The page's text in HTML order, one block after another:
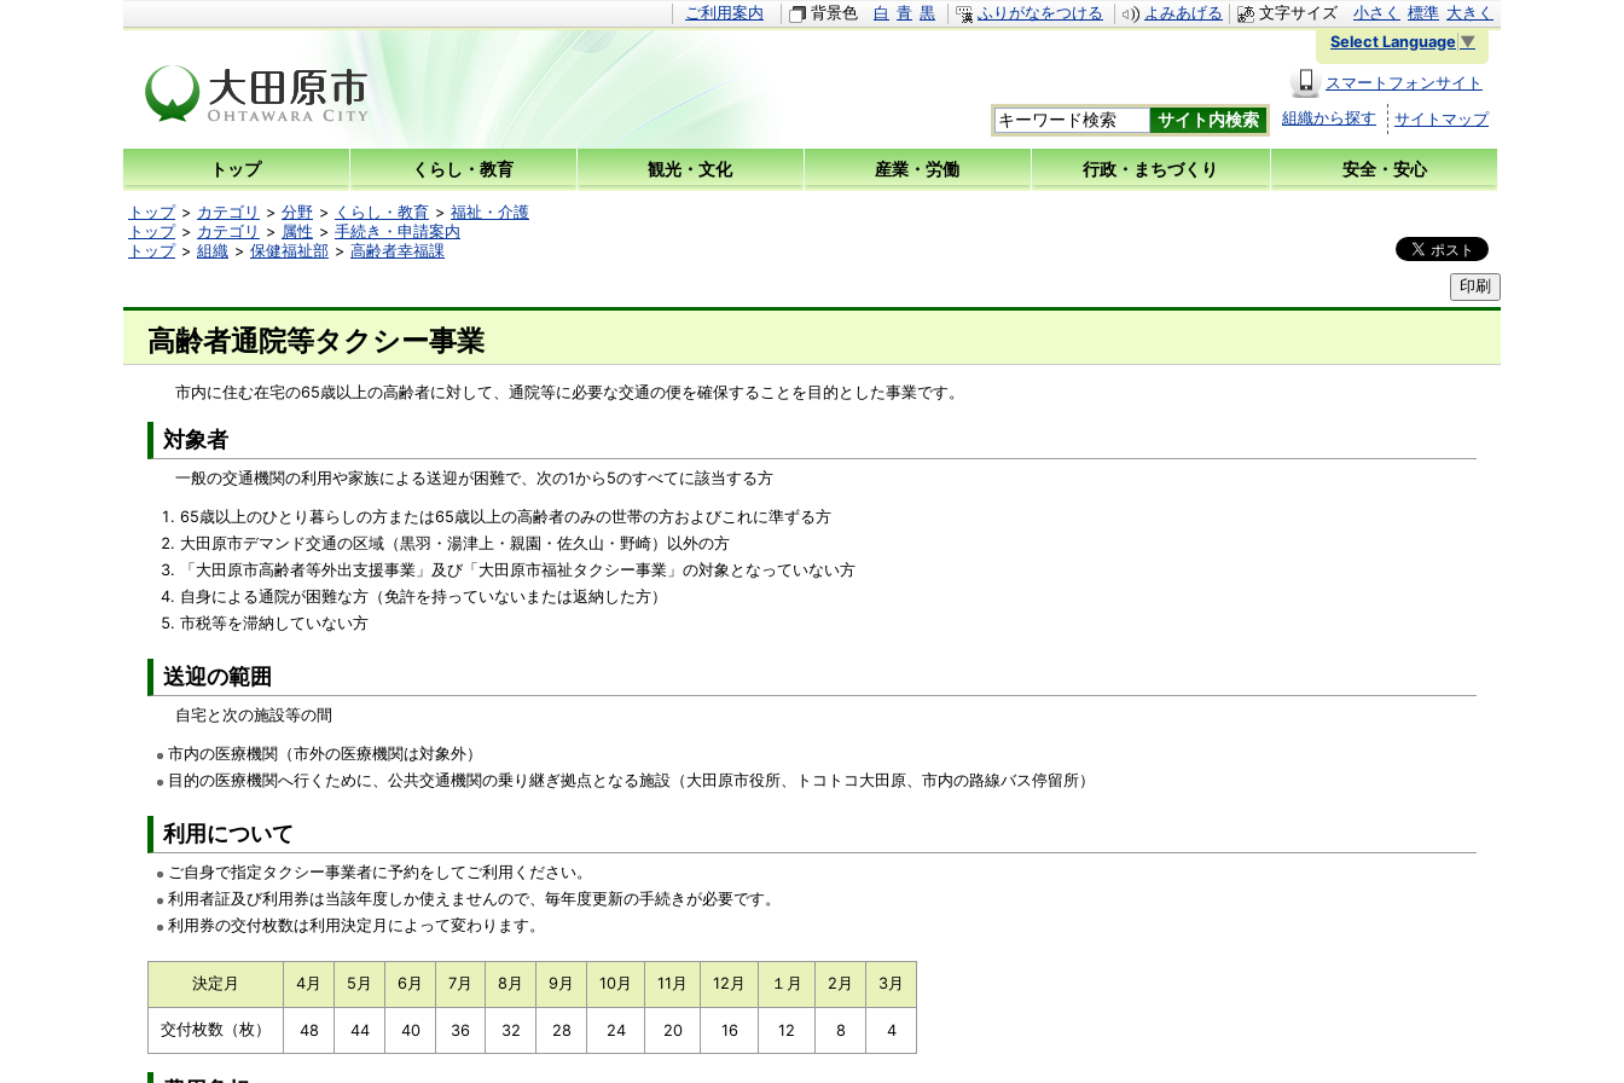
文字サイズ 小さく 標準 大きく
ご利用案内 背景色 白 青 黒 ふりがなをつける
よみあげる
Select Language ▼
スマートフォンサイト
組織から探す
サイトマップ
トップ くらし・教育 観光・文化 産業・労働 行政・まちづくり 安全・安心
トップ カテゴリ 分野 くらし・教育
福祉・介護
トップ
カテゴリ 属性
手続き・申請案内
トップ
組織 保健福祉部 高齢者幸福課
高齢者通院等タクシー事業
市内に住む在宅の65歳以上の高齢者に対して、通院等に必要な交通の便を確保することを目的とした事業です。
対象者
一般の交通機関の利用や家族による送迎が困難で、次の1から5のすべてに該当する方
65歳以上のひとり暮らしの方または65歳以上の高齢者のみの世帯の方およびこれに準ずる方
大田原市デマンド交通の区域（黒羽・湯津上・親園・佐久山・野崎）以外の方
「大田原市高齢者等外出支援事業」及び「大田原市福祉タクシー事業」の対象となっていない方
自身による通院が困難な方（免許を持っていないまたは返納した方）
市税等を滞納していない方
送迎の範囲
自宅と次の施設等の間
市内の医療機関（市外の医療機関は対象外）
目的の医療機関へ行くために、公共交通機関の乗り継ぎ拠点となる施設（大田原市役所、トコトコ大田原、市内の路線バス停留所）
利用について
ご自身で指定タクシー事業者に予約をしてご利用ください。
利用者証及び利用券は当該年度しか使えませんので、毎年度更新の手続きが必要です。
利用券の交付枚数は利用決定月によって変わります。
決定月 4月 5月 6月 7月 8月 9月 10月 11月 12月 １月 2月 3月
交付枚数（枚） 48 44 40 36 32 28 24 20 16 12 8 4